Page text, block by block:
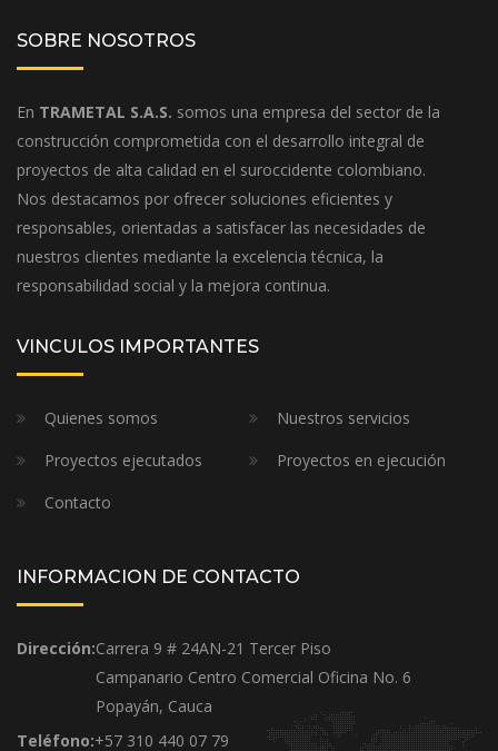
SOBRE NOSOTROS
En TRAMETAL S.A.S. somos una empresa del sector de la
construcción comprometida con el desarrollo integral de
proyectos de alta calidad en el suroccidente colombiano.
Nos destacamos por ofrecer soluciones eficientes y
responsables, orientadas a satisfacer las necesidades de
nuestros clientes mediante la excelencia técnica, la
responsabilidad social y la mejora continua.
VINCULOS IMPORTANTES
Quienes somos
Nuestros servicios
Proyectos ejecutados
Proyectos en ejecución
Contacto
INFORMACION DE CONTACTO
Dirección:Carrera 9 # 24AN-21 Tercer Piso
Campanario Centro Comercial Oficina No. 6
Popayán, Cauca
Teléfono:+57 310 440 07 79